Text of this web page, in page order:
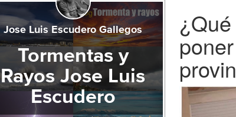
Jose Luis Escudero Gallegos
Tormentas y
Rayos Jose Luis
Escudero